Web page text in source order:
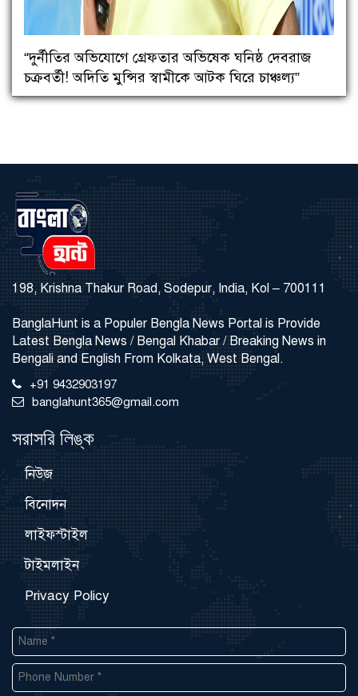
“দুর্নীতির অভিযোগে গ্রেফতার অভিষেক ঘনিষ্ঠ দেবরাজ
চক্রবর্তী! অদিতি মুন্সির স্বামীকে আটক ঘিরে চাঞ্চল্য”
198, Krishna Thakur Road, Sodepur, India, Kol – 700111
BanglaHunt is a Populer Bengla News Portal is Provide
Latest Bengla News / Bengal Khabar / Breaking News in
Bengali and English From Kolkata, West Bengal.
+91 9432903197
banglahunt365@gmail.com
সরাসরি লিঙ্ক
নিউজ
বিনোদন
লাইফস্টাইল
টাইমলাইন
Privacy Policy